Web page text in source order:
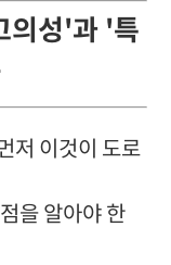
의성'과 '특
저 이것이 도로
을 알아야 한